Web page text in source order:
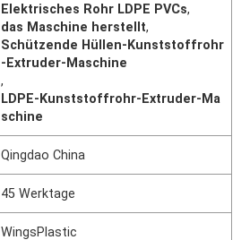
Elektrisches Rohr LDPE PVCs,
das Maschine herstellt,
Schützende Hüllen-Kunststoffrohr
-Extruder-Maschine
,
LDPE-Kunststoffrohr-Extruder-Ma
schine
Qingdao China
45 Werktage
WingsPlastic